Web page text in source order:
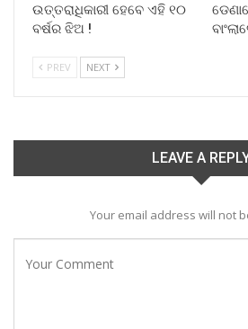
ଉତ୍ତରାଧିକାରୀ ହେବେ ଏହି ୧୦
ବର୍ଷର ଝିଅ !
PREV NEXT
LEAVE A
Your email address will not